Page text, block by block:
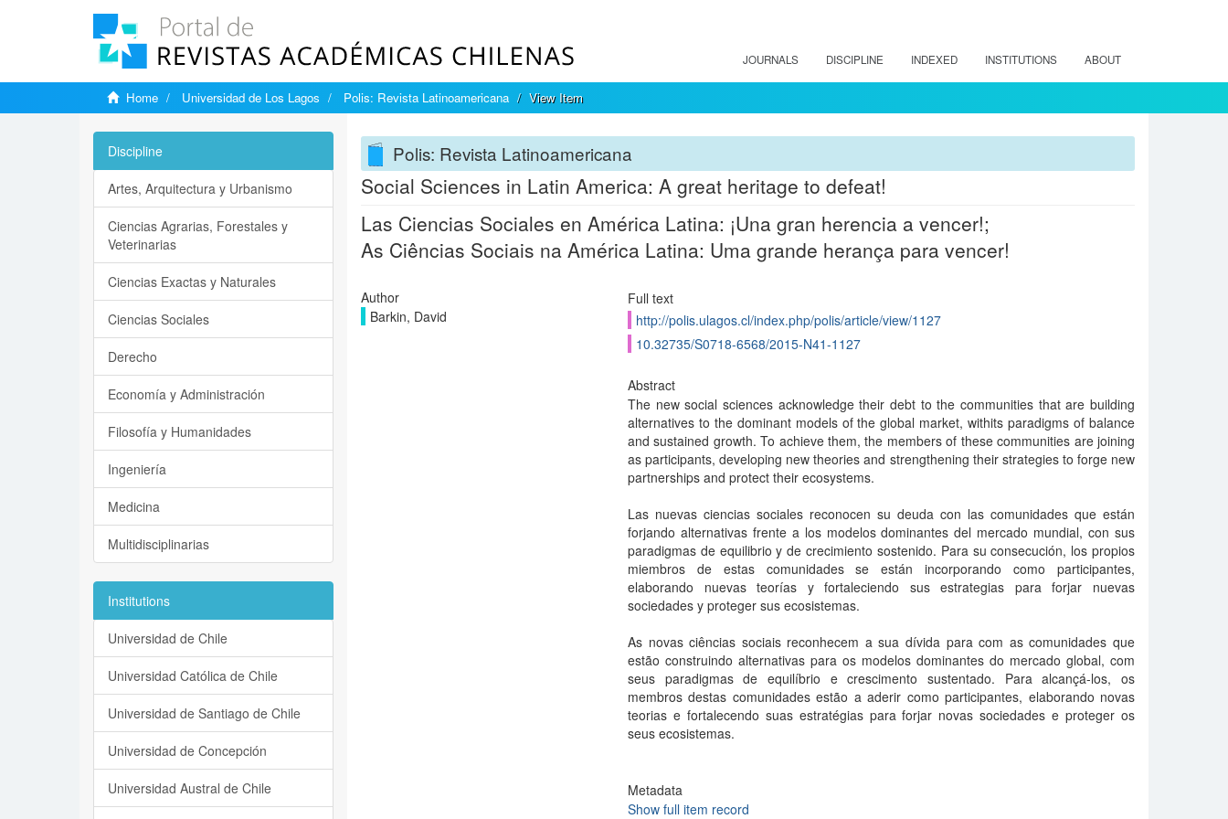
JOURNALS DISCIPLINE INDEXED INSTITUTIONS ABOUT
Home Universidad de Los Lagos Polis: Revista Latinoamericana View Item
Polis: Revista Latinoamericana
Social Sciences in Latin America: A great heritage to defeat!
Las Ciencias Sociales en América Latina: ¡Una gran herencia a vencer!;
As Ciências Sociais na América Latina: Uma grande herança para vencer!
Author
Barkin, David
Full text
http://polis.ulagos.cl/index.php/polis/article/view/1127
10.32735/S0718-6568/2015-N41-1127
Abstract
The new social sciences acknowledge their debt to the communities that are building
alternatives to the dominant models of the global market, withits paradigms of balance
and sustained growth. To achieve them, the members of these communities are joining
as participants, developing new theories and strengthening their strategies to forge new
partnerships and protect their ecosystems.
Las nuevas ciencias sociales reconocen su deuda con las comunidades que están
forjando alternativas frente a los modelos dominantes del mercado mundial, con sus
paradigmas de equilibrio y de crecimiento sostenido. Para su consecución, los propios
miembros de estas comunidades se están incorporando como participantes,
elaborando nuevas teorías y fortaleciendo sus estrategias para forjar nuevas
sociedades y proteger sus ecosistemas.
As novas ciências sociais reconhecem a sua dívida para com as comunidades que
estão construindo alternativas para os modelos dominantes do mercado global, com
seus paradigmas de equilíbrio e crescimento sustentado. Para alcançá-los, os
membros destas comunidades estão a aderir como participantes, elaborando novas
teorias e fortalecendo suas estratégias para forjar novas sociedades e proteger os
seus ecosistemas.
Metadata
Show full item record
Discipline
Artes, Arquitectura y Urbanismo
Ciencias Agrarias, Forestales y
Veterinarias
Ciencias Exactas y Naturales
Ciencias Sociales
Derecho
Economía y Administración
Filosofía y Humanidades
Ingeniería
Medicina
Multidisciplinarias
Institutions
Universidad de Chile
Universidad Católica de Chile
Universidad de Santiago de Chile
Universidad de Concepción
Universidad Austral de Chile